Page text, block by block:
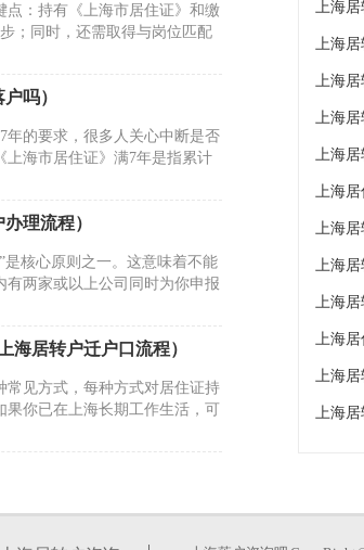
点：持有《上海市居住证》和缴
；同时，还需取得与岗位匹配
吗）
年的要求，很多人关心中断是否
海市居住证》满7年是指累计
理流程）
核心原则之一。这意味着不能
两家或以上公司同时为你申报
海居转户迁户口流程）
常见方式，每种方式对居住证持
你已在上海长期工作生活，可
其核心要求围绕居住证持有年
上海居
上海居
上海居
上海居